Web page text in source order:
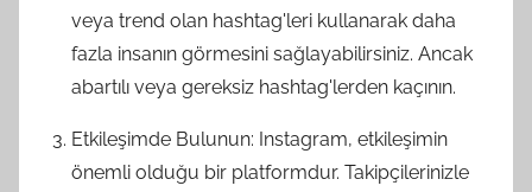
veya trend olan hashtag'leri kullanarak daha
fazla insanın görmesini sağlayabilirsiniz. Ancak
abartılı veya gereksiz hashtag'lerden kaçının.
Etkileşimde Bulunun: Instagram, etkileşimin
önemli olduğu bir platformdur. Takipçilerinizle